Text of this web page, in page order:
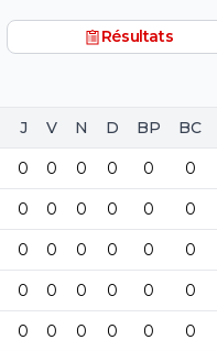
Résultats
J V N D BP BC
0 0 0 0 0 0
0 0 0 0 0 0
0 0 0 0 0 0
0 0 0 0 0 0
0 0 0 0 0 0